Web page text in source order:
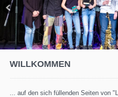
WILLKOMMEN
... auf den sich füllenden Seiten von